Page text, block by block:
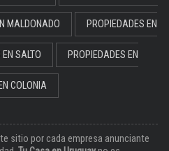
MALDONADO PROPIEDADES EN
SALTO PROPIEDADES EN
COLONIA
sitio por cada empresa anunciante